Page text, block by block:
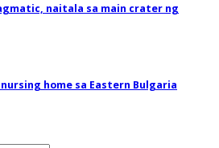
naitala sa main crater ng
home sa Eastern Bulgaria